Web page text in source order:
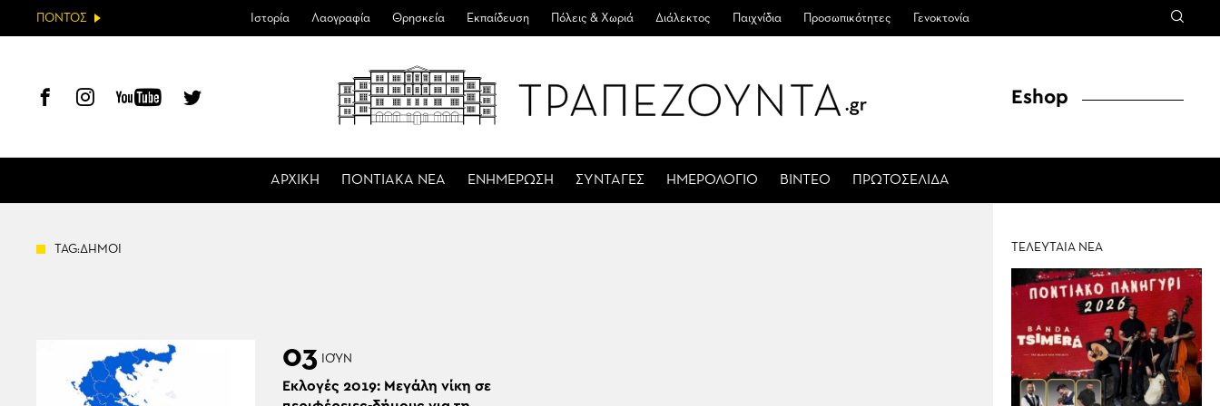
ΠΟΝΤΟΣ Ιστορία Λαογραφία Θρησκεία Εκπαίδευση Πόλεις & Χωριά Διάλεκτος Παιχνίδια Προσωπικότητες Γενοκτονία
ΑΡΧΙΚΗ ΠΟΝΤΙΑΚΑ ΝΕΑ ΕΝΗΜΕΡΩΣΗ ΣΥΝΤΑΓΕΣ ΗΜΕΡΟΛΟΓΙΟ ΒΙΝΤΕΟ ΠΡΩΤΟΣΕΛΙΔΑ
Eshop
TAG:ΔΗΜΟΙ
03 ΙΟΎΝ
Εκλογές 2019: Μεγάλη νίκη σε
ΤΕΛΕΥΤΑΙΑ ΝΕΑ